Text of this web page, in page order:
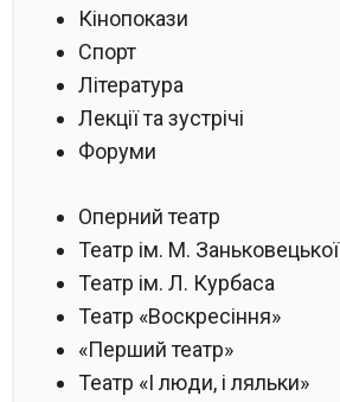
Кінопокази
Спорт
Література
Лекції та зустрічі
Форуми
Оперний театр
Театр ім. М. Заньковецької
Театр ім. Л. Курбаса
Театр «Воскресіння»
«Перший театр»
Театр «І люди, і ляльки»